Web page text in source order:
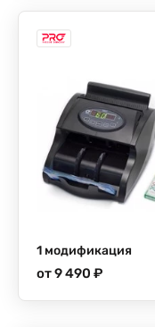
1 модификация
от 9 490 ₽